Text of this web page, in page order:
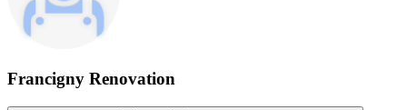
Francigny Renovation